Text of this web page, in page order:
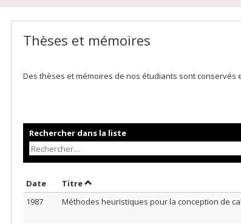
Thèses et mémoires
Des thèses et mémoires de nos étudiants sont
Rechercher dans la liste
Date Trier par date en ordre décroissant
TitreTrier par titre en ordre décroissant
1987
Méthodes heuristiques pour la conception de